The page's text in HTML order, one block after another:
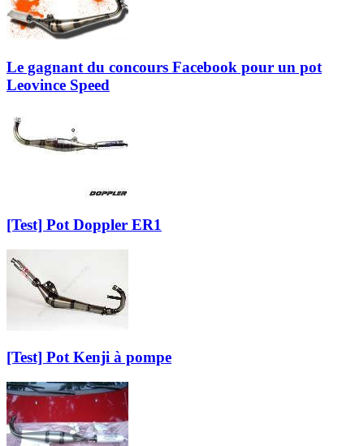
Le gagnant du concours Facebook pour un pot
Leovince Speed
[Test] Pot Doppler ER1
[Test] Pot Kenji à pompe